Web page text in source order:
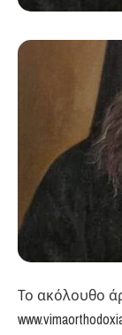
Το ακόλουθο